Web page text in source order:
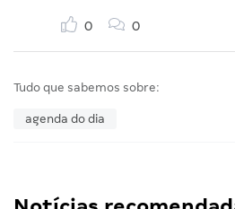
0 0
Tudo que sabemos sobre:
agenda do dia